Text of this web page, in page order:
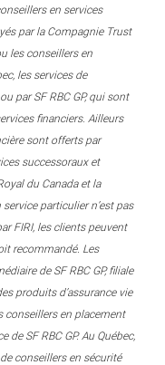
en services
par la Compagnie Trust
les conseillers en
les services de
par SF RBC GP, qui sont
financiers. Ailleurs
sont offerts par
successoraux et
du Canada et la
particulier n’est pas
FIRI, les clients peuvent
recommandé. Les
de SF RBC GP, filiale
produits d’assurance vie
conseillers en placement
SF RBC GP. Au Québec,
conseillers en sécurité